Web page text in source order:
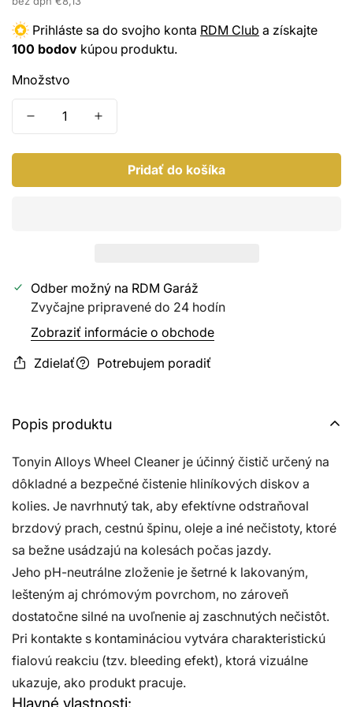
Keramická ochrana
Sealanty
Kabriolety
Motor, plasty, chróm
Prihláste sa do svojho konta RDM Club a získajte
100 bodov kúpou produktu.
Množstvo
Pridať do košíka
Odber možný na RDM Garáž
Zvyčajne pripravené do 24 hodín
Zobraziť informácie o obchode
Zdielať
Potrebujem poradiť
Popis produktu
Tonyin Alloys Wheel Cleaner je účinný čistič určený na
dôkladné a bezpečné čistenie hliníkových diskov a
kolies. Je navrhnutý tak, aby efektívne odstraňoval
brzdový prach, cestnú špinu, oleje a iné nečistoty, ktoré
sa bežne usádzajú na kolesách počas jazdy.
Jeho pH-neutrálne zloženie je šetrné k lakovaným,
lešteným aj chrómovým povrchom, no zároveň
dostatočne silné na uvoľnenie aj zaschnutých nečistôt.
Pri kontakte s kontamináciou vytvára charakteristickú
fialovú reakciu (tzv. bleeding efekt), ktorá vizuálne
ukazuje, ako produkt pracuje.
Hlavné vlastnosti: